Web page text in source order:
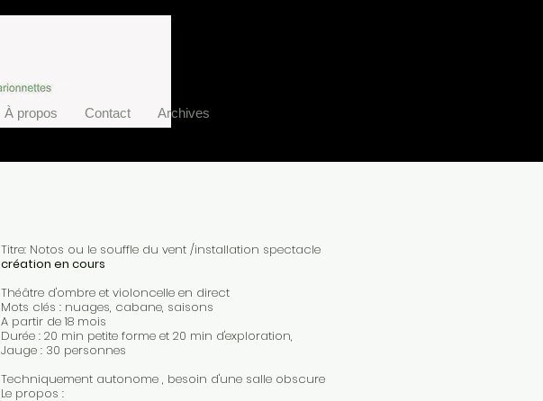
À propos Contact Archives
Titre: Notos ou le souffle du vent /installation spectacle
création en cours
Théâtre d'ombre et violoncelle en direct
Mots clés : nuages, cabane, saisons
A partir de 18 mois
Durée : 20 min petite forme et 20 min d'exploration,
Jauge : 30 personnes
Techniquement autonome , besoin d'une salle obscure
​Le propos :